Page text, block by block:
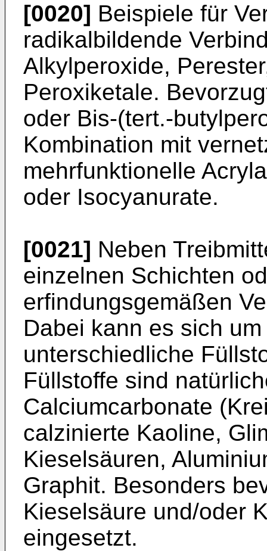
[0020] Beispiele für
radikalbildende
Alkylperoxide,
Peroxiketale.
oder Bis-(tert.-
Kombination mit
mehrfunktionelle
oder Isocyanurate.
[0021] Neben
einzelnen Schichten
erfindungsgemäßen
Dabei kann es sich
unterschiedliche
Füllstoffe sind
Calciumcarbonate
calzinierte Kaoline,
Kieselsäuren,
Graphit. Besonders
Kieselsäure und/oder
eingesetzt.